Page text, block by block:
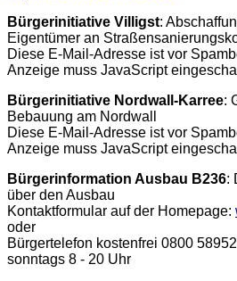
Bürgerinitiative Villigst:
Eigentümer an
Diese E-Mail-Adresse ist vor
Anzeige muss JavaScript
Bürgerinitiative Nordwall-Karree:
Bebauung am Nordwall
Diese E-Mail-Adresse ist vor
Anzeige muss JavaScript
Bürgerinformation Ausbau B236:
über den Ausbau
Kontaktformular auf der Homepage:
oder
Bürgertelefon kostenfrei 0800
sonntags 8 - 20 Uhr